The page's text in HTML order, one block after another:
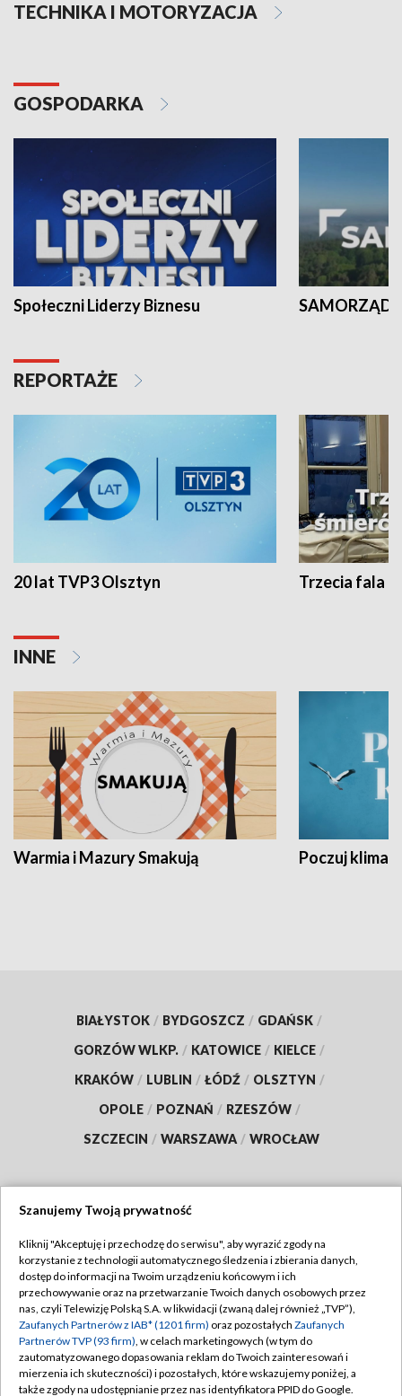
TECHNIKA I MOTORYZACJA
GOSPODARKA
Społeczni Liderzy Biznesu SAMORZĄD
REPORTAŻE
20 lat TVP3 Olsztyn Trzecia fala -
INNE
Warmia i Mazury Smakują Poczuj klimat
BIAŁYSTOK / BYDGOSZCZ / GDAŃSK /
GORZÓW WLKP. / KATOWICE / KIELCE /
KRAKÓW / LUBLIN / ŁÓDŹ / OLSZTYN /
OPOLE / POZNAŃ / RZESZÓW /
SZCZECIN / WARSZAWA / WROCŁAW
TVP
Abonament TVP
Emisja w TVP
Centrum informacji TVP
Naziemna Telewizja Cyfrowa
Regulamin TVP
Polityka prywatności
Moje zgody
Pomoc
Szanujemy Twoją prywatność
Kliknij "Akceptuję i przechodzę do serwisu", aby wyrazić zgody na
korzystanie z technologii automatycznego śledzenia i zbierania danych,
dostęp do informacji na Twoim urządzeniu końcowym i ich
przechowywanie oraz na przetwarzanie Twoich danych osobowych przez
nas, czyli Telewizję Polską S.A. w likwidacji (zwaną dalej również „TVP”),
Zaufanych Partnerów z IAB* (1201 firm) oraz pozostałych Zaufanych
Partnerów TVP (93 firm), w celach marketingowych (w tym do
zautomatyzowanego dopasowania reklam do Twoich zainteresowań i
mierzenia ich skuteczności) i pozostałych, które wskazujemy poniżej, a
także zgody na udostępnianie przez nas identyfikatora PPID do Google.